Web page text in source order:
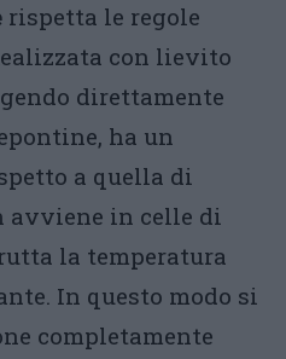
rispetta le regole
con lievito
direttamente
ha un
a quella di
avviene in celle di
la temperatura
In questo modo si
completamente